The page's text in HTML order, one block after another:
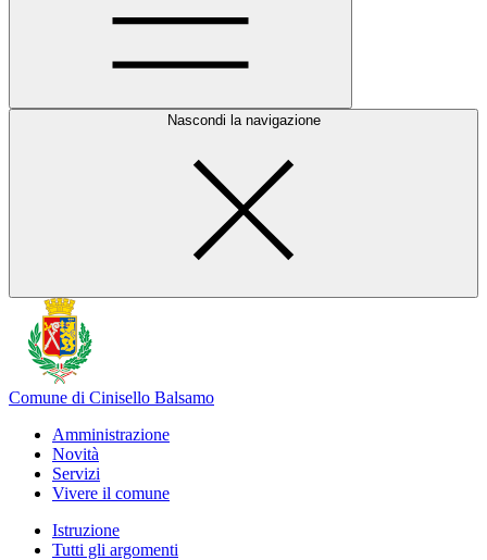
Nascondi la navigazione
Comune di Cinisello Balsamo
Amministrazione
Novità
Servizi
Vivere il comune
Istruzione
Tutti gli argomenti